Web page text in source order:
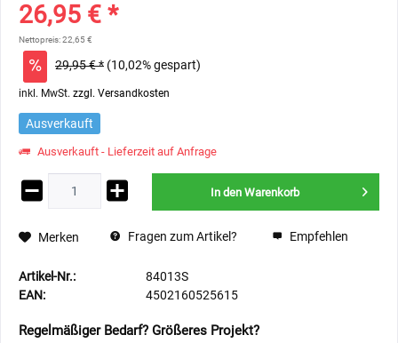
26,95 € *
Nettopreis: 22,65 €
29,95 € * (10,02% gespart)
inkl. MwSt. zzgl. Versandkosten
Ausverkauft
Ausverkauft - Lieferzeit auf Anfrage
In den Warenkorb
Merken Fragen zum Artikel? Empfehlen
Artikel-Nr.:
84013S
EAN:
4502160525615
Regelmäßiger Bedarf? Größeres Projekt?